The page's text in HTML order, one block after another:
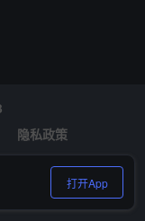
标是重新激活铭文生
隐私政策
打开App